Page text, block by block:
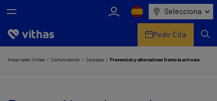
Selecciona
Nosotros
Pedir Cita
Hospitales Vithas Comunicación Consejos Prevención y alternativas frente la artrosis